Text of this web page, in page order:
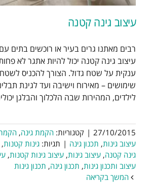
עיצוב גינה קטנה
רבים מאתנו גרים בעיר או רוכשים בתים
עיצוב גינה קטנה יכול להיות אתגר לא
ענקית על שטח גדול. הצורך להכניס
שימושים – מאירוח וישיבה ועד לגינת
לילדים, המהירות שבה הלכלוך והבלגן
27/10/2015
| קטגוריות: הקמת גינה,
עיצוב גינות, תכנון גינה | תגיות: גינות קטנות,
גינה קטנה, עיצוב גינות, עיצוב גינות קטנות,
עיצוב ותכנון גינות, תכנון גינה, תכנון גינות
המשך בקריאה